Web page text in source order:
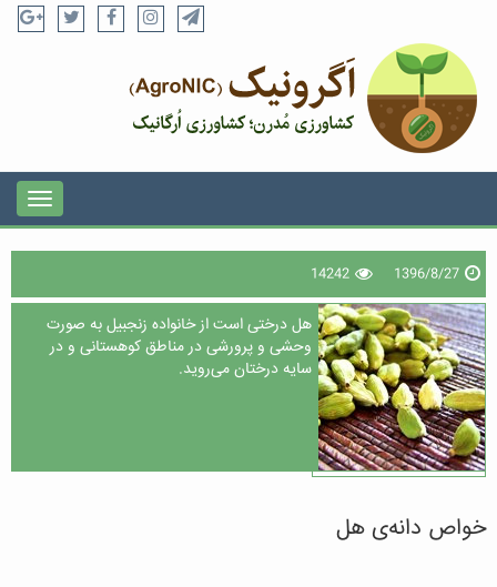
1396/8/27
14242
هل درختی است از خانواده زنجبیل به صورت
وحشی و پرورشی در مناطق کوهستانی و در
سایه درختان می‌روید.
خواص دانه‌ی هل